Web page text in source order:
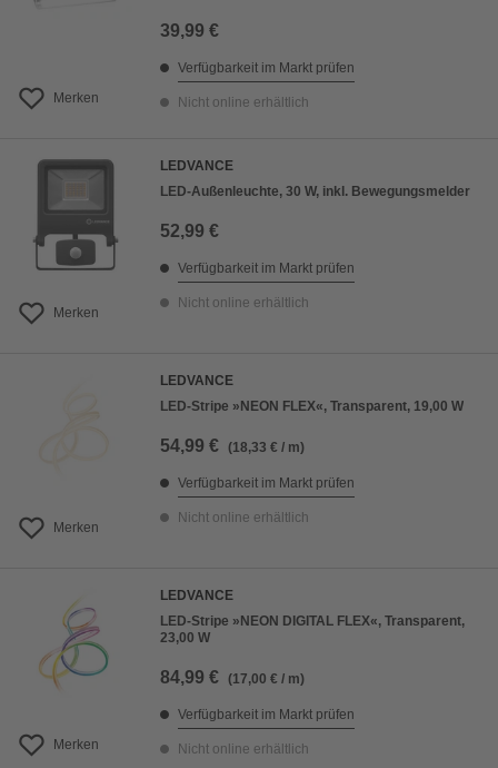
Merken
39,99 €
Verfügbarkeit im Markt prüfen
Nicht online erhältlich
Merken
LEDVANCE
LED-Außenleuchte, 30 W, inkl. Bewegungsmelder
52,99 €
Verfügbarkeit im Markt prüfen
Nicht online erhältlich
Merken
LEDVANCE
LED-Stripe »NEON FLEX«, Transparent, 19,00 W
54,99 € (18,33 € / m)
Verfügbarkeit im Markt prüfen
Nicht online erhältlich
Merken
LEDVANCE
LED-Stripe »NEON DIGITAL FLEX«, Transparent,
23,00 W
84,99 € (17,00 € / m)
Verfügbarkeit im Markt prüfen
Nicht online erhältlich